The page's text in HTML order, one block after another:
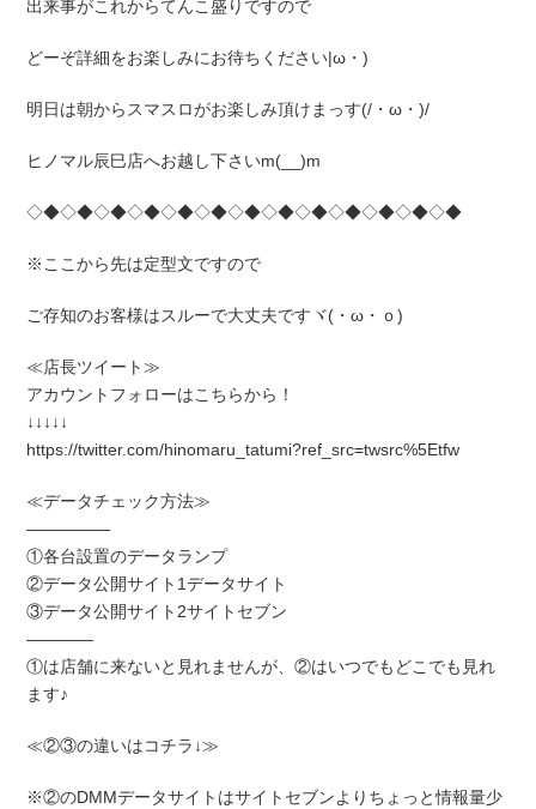
出来事がこれからてんこ盛りですので
どーぞ詳細をお楽しみにお待ちください|ω・)
明日は朝からスマスロがお楽しみ頂けまっす(/・ω・)/
ヒノマル辰巳店へお越し下さいm(__)m
◇◆◇◆◇◆◇◆◇◆◇◆◇◆◇◆◇◆◇◆◇◆◇◆◇◆
※ここから先は定型文ですので
ご存知のお客様はスルーで大丈夫ですヾ(・ω・ｏ)
≪店長ツイート≫
アカウントフォローはこちらから！
↓↓↓↓↓
https://twitter.com/hinomaru_tatumi?ref_src=twsrc%5Etfw
≪データチェック方法≫
―――――
①各台設置のデータランプ
②データ公開サイト1データサイト
③データ公開サイト2サイトセブン
――――
①は店舗に来ないと見れませんが、②はいつでもどこでも見れ
ます♪
≪②③の違いはコチラ↓≫
※②のDMMデータサイトはサイトセブンよりちょっと情報量少